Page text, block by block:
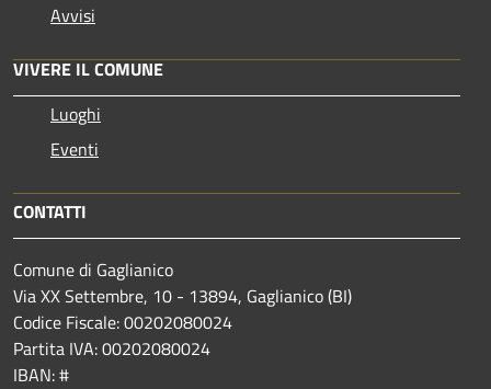
Avvisi
VIVERE IL COMUNE
Luoghi
Eventi
CONTATTI
Comune di Gaglianico
Via XX Settembre, 10 - 13894, Gaglianico (BI)
Codice Fiscale: 00202080024
Partita IVA: 00202080024
IBAN: #